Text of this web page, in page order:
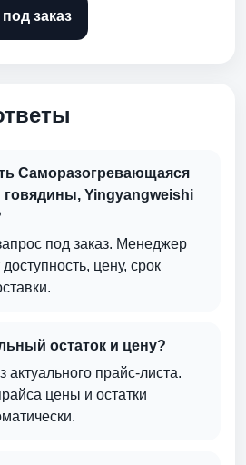
заказ
Саморазогревающаяся
Yingyangweishi
под заказ. Менеджер
цену, срок
остаток и цену?
актуального прайс-листа.
цены и остатки